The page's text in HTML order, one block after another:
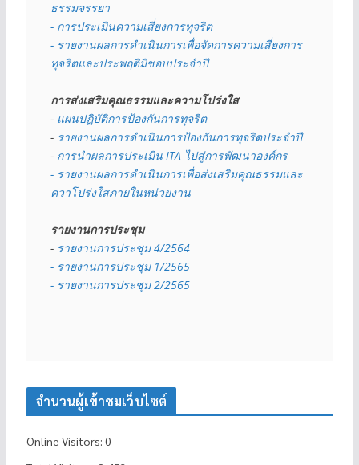
ธรรมจรรยา
- การประเมินความเสี่ยงการทุจริต
- รายงานผลการดำเนินการเพื่อจัดการความเสี่ยงการ
ทุจริตและประพฤติมิชอบประจำปี
การส่งเสริมคุณธรรมและความโปร่งใส
- แผนปฏิบัติการป้องกันการทุจริต
- รายงานผลการดำเนินการป้องกันการทุจริตประจำปี
- การนำผลการประเมิน ITA ไปสู่การพัฒนาองค์กร
- รายงานผลการดำเนินการเพื่อส่งเสริมคุณธรรมและ
ควาโปร่งใสภายในหน่วยงาน
รายงานการประชุม
- รายงานการประชุม 4/2564
- รายงานการประชุม 1/2565
- รายงานการประชุม 2/2565
จำนวนผู้เข้าชมเว็บไซต์
Online Visitors: 0